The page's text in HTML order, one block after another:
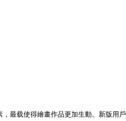
最载使得繪畫作品更加生動。新版用戶